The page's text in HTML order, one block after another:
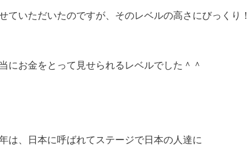
ていただいたのですが、そのレベルの高さにびっくり！
にお金をとって見せられるレベルでした＾＾
は、日本に呼ばれてステージで日本の人達に